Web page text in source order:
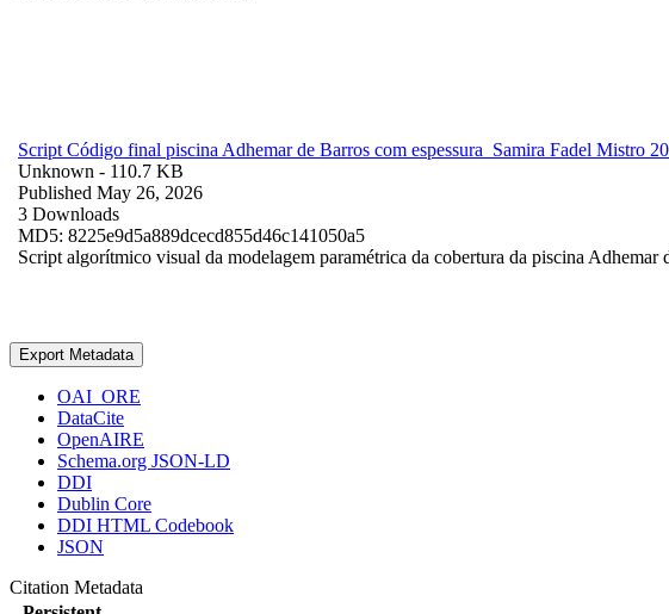
Script Código final piscina Adhemar de Barros com espessura_Samira Fadel Mistro
Unknown - 110.7 KB
Published May 26, 2026
3 Downloads
MD5: 8225e9d5a889dcecd855d46c141050a5
Script algorítmico visual da modelagem paramétrica da cobertura da piscina Adhemar
Export Metadata
OAI_ORE
DataCite
OpenAIRE
Schema.org JSON-LD
DDI
Dublin Core
DDI HTML Codebook
JSON
Citation Metadata